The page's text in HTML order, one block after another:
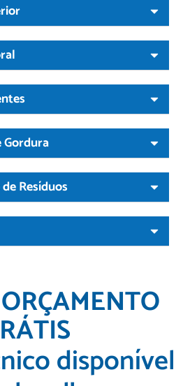
Gordura
Resíduos
disponível